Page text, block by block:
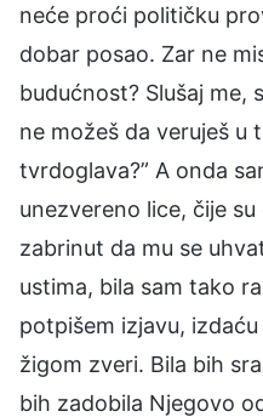
neće proći političku
dobar posao. Zar ne
budućnost? Slušaj me,
ne možeš da veruješ u
tvrdoglava?” A onda
unezvereno lice, čije
zabrinut da mu se
ustima, bila sam tako
potpišem izjavu,
žigom zveri. Bila bih
bih zadobila Njegovo